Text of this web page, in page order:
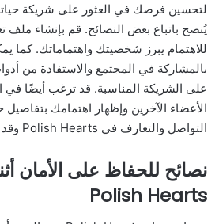
يُنصح باتباع بعض النصائح. قم بإنشاء ملف
للاهتمام يبرز شخصيتك واهتماماتك.
بالمشاركة في المجتمع والاستفادة من
على الشريكة المناسبة. قد ترغب أيضًا في
الأعضاء الآخرين وإظهار اهتمامك بتفاصيل
التواصل والتعارف في Polish Hearts وقد تجد شريكة حياتك هناك.
نصائح للحفاظ على الأمان
Polish Hearts